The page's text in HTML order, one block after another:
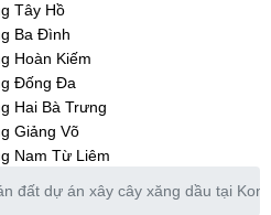
Tây Hồ
Ba Đình
Hoàn Kiếm
Đống Đa
Hai Bà Trưng
Giảng Võ
Nam Từ Liêm
Cầu Giấy
Thanh Xuân
đất dự án xây cây xăng dầu tại Kon